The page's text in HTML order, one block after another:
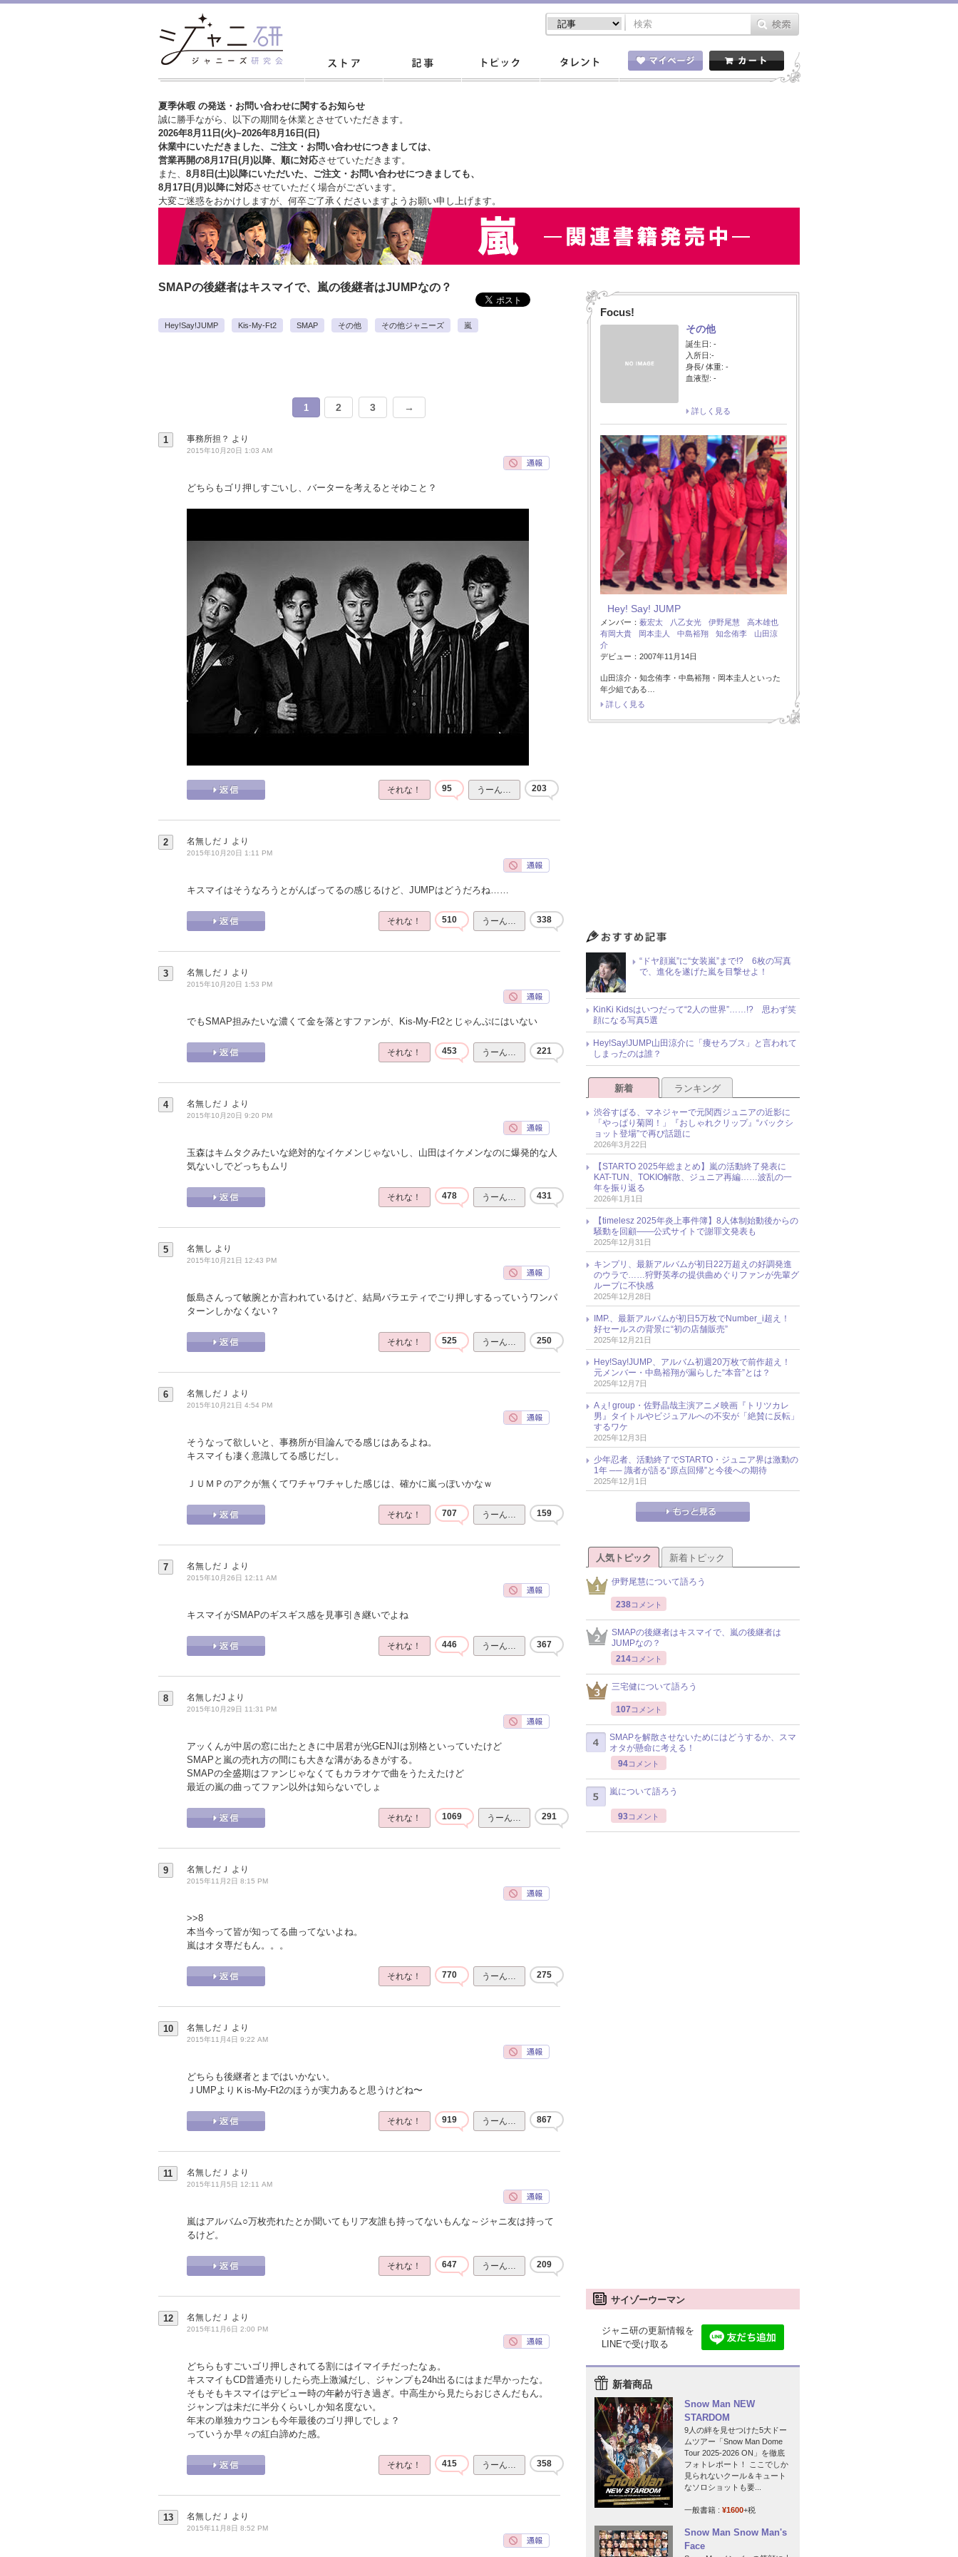
夏季休暇 の発送・お問い合わせに関するお知らせ
誠に勝手ながら、以下の期間を休業とさせていただきます。
2026年8月11日(火)~2026年8月16日(日)
休業中にいただきました、ご注文・お問い合わせにつきましては、
営業再開の8月17日(月)以降、順に対応させていただきます。
また、 8月8日(土)以降にいただいた、ご注文・ お問い合わせにつきましても、
8月17日(月)以降に対応させていただく場合がございます。
大変ご迷惑をおかけしますが、 何卒ご了承くださいますようお願い申し上げます。
SMAPの後継者はキスマイで、嵐の後継者はJUMPなの？
Hey!Say!JUMP Kis-My-Ft2 SMAP その他 その他ジャニーズ 嵐
1 2 3 →
1 事務所担？ より
2015年10月20日 1:03 AM
どちらもゴリ押しすごいし、バーターを考えるとそゆこと？
それな！ 95 うーん… 203
2 名無しだＪ より
2015年10月20日 1:11 PM
キスマイはそうなろうとがんばってるの感じるけど、JUMPはどうだろね……
それな！ 510 うーん… 338
3 名無しだＪ より
2015年10月20日 1:53 PM
でもSMAP担みたいな濃くて金を落とすファンが、Kis-My-Ft2とじゃんぷにはいない
それな！ 453 うーん… 221
4 名無しだＪ より
2015年10月20日 9:20 PM
玉森はキムタクみたいな絶対的なイケメンじゃないし、山田はイケメンなのに爆発的な人
気ないしでどっちもムリ
それな！ 478 うーん… 431
5 名無し より
2015年10月21日 12:43 PM
飯島さんって敏腕とか言われているけど、結局バラエティでごり押しするっていうワンパ
ターンしかなくない？
それな！ 525 うーん… 250
6 名無しだＪ より
2015年10月21日 4:54 PM
そうなって欲しいと、事務所が目論んでる感じはあるよね。
キスマイも凄く意識してる感じだし。
ＪＵＭＰのアクが無くてワチャワチャした感じは、確かに嵐っぽいかなｗ
それな！ 707 うーん… 159
7 名無しだＪ より
2015年10月26日 12:11 AM
キスマイがSMAPのギスギス感を見事引き継いでよね
それな！ 446 うーん… 367
8 名無しだJ より
2015年10月29日 11:31 PM
アッくんが中居の窓に出たときに中居君が光GENJIは別格といっていたけど
SMAPと嵐の売れ方の間にも大きな溝があるきがする。
SMAPの全盛期はファンじゃなくてもカラオケで曲をうたえたけど
最近の嵐の曲ってファン以外は知らないでしょ
それな！ 1069 うーん… 291
9 名無しだＪ より
2015年11月2日 8:15 PM
>>8
本当今って皆が知ってる曲ってないよね。
嵐はオタ専だもん。。。
それな！ 770 うーん… 275
10 名無しだＪ より
2015年11月4日 9:22 AM
どちらも後継者とまではいかない。
ＪUMPよりＫis-My-Ft2のほうが実力あると思うけどね〜
それな！ 919 うーん… 867
11 名無しだＪ より
2015年11月5日 12:11 AM
嵐はアルバム○万枚売れたとか聞いてもリア友誰も持ってないもんな～ジャニ友は持って
るけど。
それな！ 647 うーん… 209
12 名無しだＪ より
2015年11月6日 2:00 PM
どちらもすごいゴリ押しされてる割にはイマイチだったなぁ。
キスマイもCD普通売りしたら売上激減だし、ジャンプも24h出るにはまだ早かったな。
そもそもキスマイはデビュー時の年齢が行き過ぎ。中高生から見たらおじさんだもん。
ジャンプは未だに半分くらいしか知名度ない。
年末の単独カウコンも今年最後のゴリ押しでしょ？
っていうか早々の紅白諦めた感。
それな！ 415 うーん… 358
13 名無しだＪ より
2015年11月8日 8:52 PM
Focus!
その他
誕生日: -
入所日:-
身長/ 体重: -
血液型: -
詳しく見る
Hey! Say! JUMP
メンバー： 薮宏太 八乙女光 伊野尾慧
高木雄也
有岡大貴
岡本圭人 中島裕翔 知念侑李
山田涼
介
デビュー：2007年11月14日
山田涼介・知念侑李・中島裕翔・岡本圭人といった
年少組である…
詳しく見る
“ドヤ顔嵐”に“女装嵐”まで!? 6枚の写真
で、進化を遂げた嵐を目撃せよ！
KinKi Kidsはいつだって“2人の世界”……!? 思わず笑
顔になる写真5選
Hey!Say!JUMP山田涼介に「痩せろブス」と言われて
しまったのは誰？
新着 ランキング
渋谷すばる、マネジャーで元関西ジュニアの近影に
「やっぱり菊岡！」『おしゃれクリップ』“バックシ
ョット登場”で再び話題に
2026年3月22日
【STARTO 2025年総まとめ】嵐の活動終了発表に
KAT-TUN、TOKIO解散、ジュニア再編……波乱の一
年を振り返る
2026年1月1日
【timelesz 2025年炎上事件簿】8人体制始動後からの
騒動を回顧――公式サイトで謝罪文発表も
2025年12月31日
キンプリ、最新アルバムが初日22万超えの好調発進
のウラで……狩野英孝の提供曲めぐりファンが先輩グ
ループに不快感
2025年12月28日
IMP.、最新アルバムが初日5万枚でNumber_i超え！
好セールスの背景に“初の店舗販売”
2025年12月21日
Hey!Say!JUMP、アルバム初週20万枚で前作超え！
元メンバー・中島裕翔が漏らした“本音”とは？
2025年12月7日
Aぇ! group・佐野晶哉主演アニメ映画『トリツカレ
男』タイトルやビジュアルへの不安が「絶賛に反転」
するワケ
2025年12月3日
少年忍者、活動終了でSTARTO・ジュニア界は激動の
1年 ── 識者が語る“原点回帰”と今後への期待
2025年12月1日
人気トピック 新着トピック
伊野尾慧について語ろう
238コメント
SMAPの後継者はキスマイで、嵐の後継者は
JUMPなの？
214コメント
三宅健について語ろう
107 コメント
SMAPを解散させないためにはどうするか、スマ
オタが懸命に考える！
94コメント
嵐について語ろう
93コメント
サイゾーウーマン
ジャニ研の更新情報を
LINEで受け取る
新着商品
Snow Man NEW
STARDOM
9人の絆を見せつけた5大ドー
ムツアー「Snow Man Dome
Tour 2025-2026 ON」を徹底
フォトレポート！ ここでしか
見られないクール＆キュート
なソロショットも要...
一般書籍 : ¥1600+税
Snow Man Snow Man's
Face